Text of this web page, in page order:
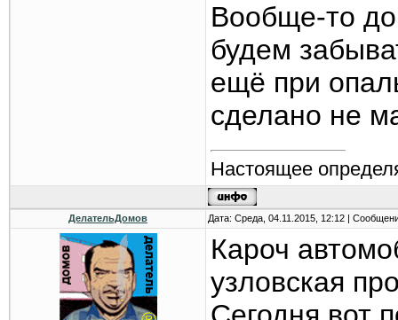
Вообще-то
будем
ещё при
сделано не
Настоящее
ДелательДомов Дата: Среда, 04.11.2015, 12:12 |
Кароч
узловская